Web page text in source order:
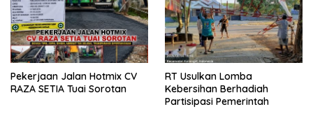
Pekerjaan Jalan Hotmix CV
RAZA SETIA Tuai Sorotan
RT Usulkan Lomba
Kebersihan Berhadiah
Partisipasi Pemerintah